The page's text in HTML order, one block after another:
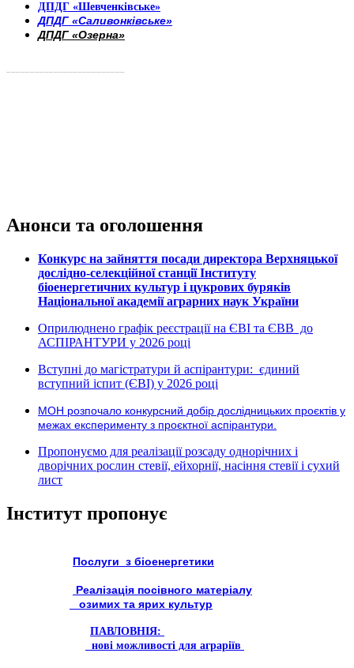
ДПДГ «Шевченківське»
ДПДГ «Саливонківське»
ДПДГ «Озерна»
Анонси та оголошення
Конкурс на зайняття посади директора Верхняцької
дослідно-селекційної станції Інституту
біоенергетичних культур і цукрових буряків
Національної академії аграрних наук України
Оприлюднено графік реєстрації на ЄВІ та ЄВВ до
АСПІРАНТУРИ у 2026 році
Вступні до магістратури й аспірантури: єдиний
вступний іспит (ЄВІ) у 2026 році
МОН розпочало конкурсний добір дослідницьких проєктів у
межах експерименту з проєктної аспірантури.
Пропонуємо для реалізації розсаду однорічних і
дворічних рослин стевії, ейхорнії, насіння стевії і сухий
лист
Інститут пропонує
Послуги з біоенергетики
Реалізація посівного матеріалу
озимих та ярих культур
ПАВЛОВНІЯ:
нові можливості для аграріїв